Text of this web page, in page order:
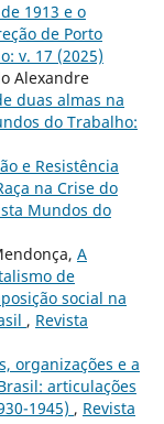
1913 e o
de Porto
v. 17 (2025)
Alexandre
duas almas na
do Trabalho:
e Resistência
na Crise do
Mundos do
A
de
social na
, Revista
organizações e a
articulações
1945) , Revista